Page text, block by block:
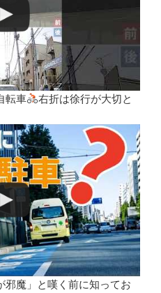
転車
右折は徐行が大切と
邪魔」と嘆く前に知ってお